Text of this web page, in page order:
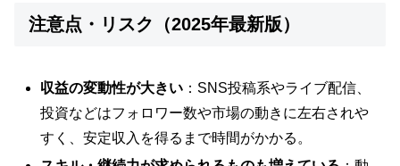
注意点・リスク（2025年最新版）
収益の変動性が大きい ：SNS投稿系やライブ配信、
投資などはフォロワー数や市場の動きに左右されや
すく、安定収入を得るまで時間がかかる。